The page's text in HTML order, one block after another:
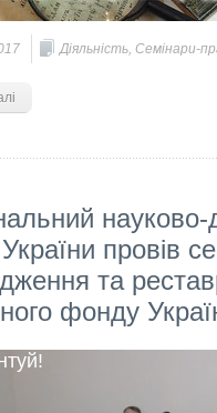
Діяльність, Семінари-
науково-
провів
та
фонду